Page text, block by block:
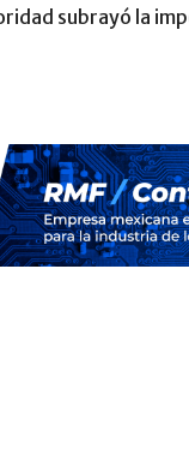
subrayó la